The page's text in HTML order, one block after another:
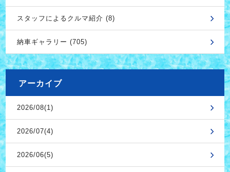
スタッフによるクルマ紹介 (8)
納車ギャラリー (705)
アーカイブ
2026/08(1)
2026/07(4)
2026/06(5)